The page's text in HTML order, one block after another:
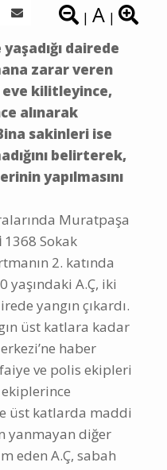
| A |
dairede
zarar veren
eve kilitleyince,
alınarak
sakinleri ise
belirterek,
yapılmasını
Muratpaşa
1368 Sokak
2. katında
yaşındaki A.Ç, iki
yangın çıkardı.
üst katlara kadar
haber
ve polis ekipleri
üst katlarda maddi
yanmayan diğer
eden A.Ç, sabah